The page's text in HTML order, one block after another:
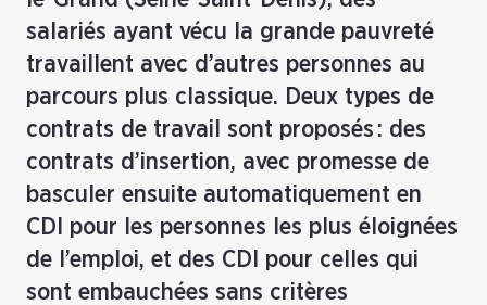
salariés ayant vécu la grande pauvreté
travaillent avec d’autres personnes au
parcours plus classique. Deux types de
contrats de travail sont proposés : des
contrats d’insertion, avec promesse de
basculer ensuite automatiquement en
CDI pour les personnes les plus éloignées
de l’emploi, et des CDI pour celles qui
sont embauchées sans critères